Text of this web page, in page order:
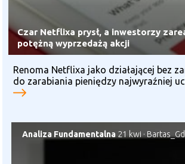
Czar Netflixa prysł, a inwestorzy
potężną wyprzedażą akcji
Renoma Netflixa jako działającej bez
do zarabiania pieniędzy najwyraźniej
Analiza Fundamentalna 21 kwi ·